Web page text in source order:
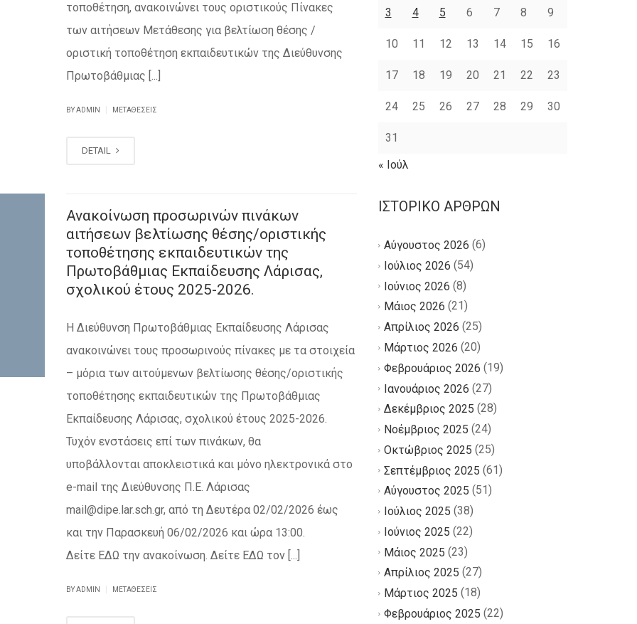
τοποθέτηση, ανακοινώνει τους οριστικούς Πίνακες
των αιτήσεων Μετάθεσης για βελτίωση θέσης /
οριστική τοποθέτηση εκπαιδευτικών της Διεύθυνσης
Πρωτοβάθμιας [...]
BY ADMIN ΜΕΤΑΘΈΣΕΙΣ
DETAIL
Ανακοίνωση προσωρινών πινάκων
αιτήσεων βελτίωσης θέσης/οριστικής
τοποθέτησης εκπαιδευτικών της
Πρωτοβάθμιας Εκπαίδευσης Λάρισας,
σχολικού έτους 2025-2026.
Η Διεύθυνση Πρωτοβάθμιας Εκπαίδευσης Λάρισας
ανακοινώνει τους προσωρινούς πίνακες με τα στοιχεία
– μόρια των αιτούμενων βελτίωσης θέσης/οριστικής
τοποθέτησης εκπαιδευτικών της Πρωτοβάθμιας
Εκπαίδευσης Λάρισας, σχολικού έτους 2025-2026.
Τυχόν ενστάσεις επί των πινάκων, θα
υποβάλλονται αποκλειστικά και μόνο ηλεκτρονικά στο
e-mail της Διεύθυνσης Π.Ε. Λάρισας
mail@dipe.lar.sch.gr, από τη Δευτέρα 02/02/2026 έως
και την Παρασκευή 06/02/2026 και ώρα 13:00.
Δείτε ΕΔΩ την ανακοίνωση. Δείτε ΕΔΩ τον [...]
BY ADMIN ΜΕΤΑΘΈΣΕΙΣ
3 4 5 6 7 8 9
10 11 12 13 14 15 16
17 18 19 20 21 22 23
24 25 26 27 28 29 30
31
« Ιούλ
ΙΣΤΟΡΙΚΌ ΆΡΘΡΩΝ
Αύγουστος 2026 (6)
Ιούλιος 2026 (54)
Ιούνιος 2026 (8)
Μάιος 2026 (21)
Απρίλιος 2026 (25)
Μάρτιος 2026 (20)
Φεβρουάριος 2026 (19)
Ιανουάριος 2026 (27)
Δεκέμβριος 2025 (28)
Νοέμβριος 2025 (24)
Οκτώβριος 2025 (25)
Σεπτέμβριος 2025 (61)
Αύγουστος 2025 (51)
Ιούλιος 2025 (38)
Ιούνιος 2025 (22)
Μάιος 2025 (23)
Απρίλιος 2025 (27)
Μάρτιος 2025 (18)
Φεβρουάριος 2025 (22)